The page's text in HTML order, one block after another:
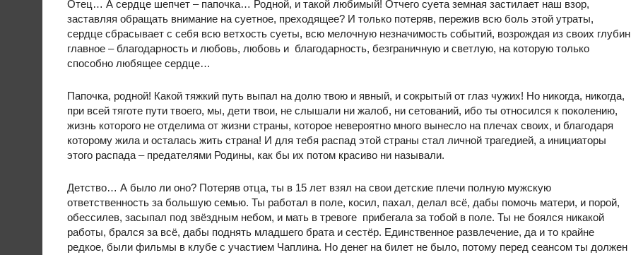
Отец… А сердце шепчет – папочка… Родной, и такой любимый! Отчего суета земная застилает наш взор,
заставляя обращать внимание на суетное, преходящее? И только потеряв, пережив всю боль этой утраты,
сердце сбрасывает с себя всю ветхость суеты, всю мелочную незначимость событий, возрождая из своих глубин
главное – благодарность и любовь, любовь и благодарность, безграничную и светлую, на которую только
способно любящее сердце…
Папочка, родной! Какой тяжкий путь выпал на долю твою и явный, и сокрытый от глаз чужих! Но никогда, никогда,
при всей тяготе пути твоего, мы, дети твои, не слышали ни жалоб, ни сетований, ибо ты относился к поколению,
жизнь которого не отделима от жизни страны, которое невероятно много вынесло на плечах своих, и благодаря
которому жила и осталась жить страна! И для тебя распад этой страны стал личной трагедией, а инициаторы
этого распада – предателями Родины, как бы их потом красиво ни называли.
Детство… А было ли оно? Потеряв отца, ты в 15 лет взял на свои детские плечи полную мужскую
ответственность за большую семью. Ты работал в поле, косил, пахал, делал всё, дабы помочь матери, и порой,
обессилев, засыпал под звёздным небом, и мать в тревоге прибегала за тобой в поле. Ты не боялся никакой
работы, брался за всё, дабы поднять младшего брата и сестёр. Единственное развлечение, да и то крайне
редкое, были фильмы в клубе с участием Чаплина. Но денег на билет не было, потому перед сеансом ты должен